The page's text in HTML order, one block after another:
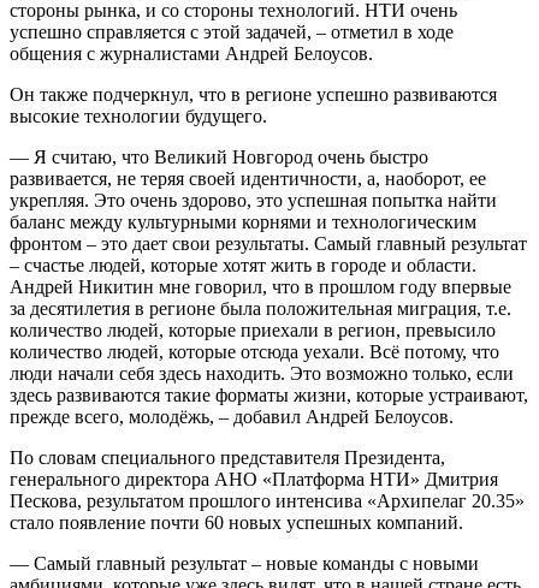
стороны рынка, и со стороны технологий. НТИ очень
успешно справляется с этой задачей, – отметил в ходе
общения с журналистами Андрей Белоусов.
Он также подчеркнул, что в регионе успешно развиваются
высокие технологии будущего.
— Я считаю, что Великий Новгород очень быстро
развивается, не теряя своей идентичности, а, наоборот, ее
укрепляя. Это очень здорово, это успешная попытка найти
баланс между культурными корнями и технологическим
фронтом – это дает свои результаты. Самый главный результат
– счастье людей, которые хотят жить в городе и области.
Андрей Никитин мне говорил, что в прошлом году впервые
за десятилетия в регионе была положительная миграция, т.е.
количество людей, которые приехали в регион, превысило
количество людей, которые отсюда уехали. Всё потому, что
люди начали себя здесь находить. Это возможно только, если
здесь развиваются такие форматы жизни, которые устраивают,
прежде всего, молодёжь, – добавил Андрей Белоусов.
По словам специального представителя Президента,
генерального директора АНО «Платформа НТИ» Дмитрия
Пескова, результатом прошлого интенсива «Архипелаг 20.35»
стало появление почти 60 новых успешных компаний.
— Самый главный результат – новые команды с новыми